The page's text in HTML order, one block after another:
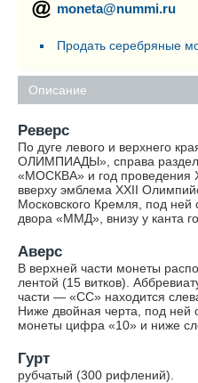
moneta@nummi.ru
Продать серебряные
Описание
Реверс
По дуге левого и верхнего
ОЛИМПИАДЫ», справа
«МОСКВА» и год проведения
вверху эмблема XXII
Московского Кремля, под
двора «ММД», внизу у канта
Аверс
В верхней части монеты
лентой (15 витков).
части — «СС» находится
Ниже двойная черта, под ней
монеты цифра «10» и ниже
Гурт
рубчатый (300 рифлений).